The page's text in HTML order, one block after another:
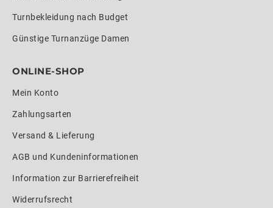
Turnbekleidung nach Budget
Günstige Turnanzüge Damen
ONLINE-SHOP
Mein Konto
Zahlungsarten
Versand & Lieferung
AGB und Kundeninformationen
Information zur Barrierefreiheit
Widerrufsrecht